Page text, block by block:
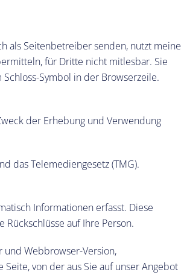
als Seitenbetreiber senden, nutzt meine
für Dritte nicht mitlesbar. Sie
Symbol in der Browserzeile.
der Erhebung und Verwendung
das Telemediengesetz (TMG).
Informationen erfasst. Diese
auf Ihre Person.
und Webbrowser-Version,
von der aus Sie auf unser Angebot